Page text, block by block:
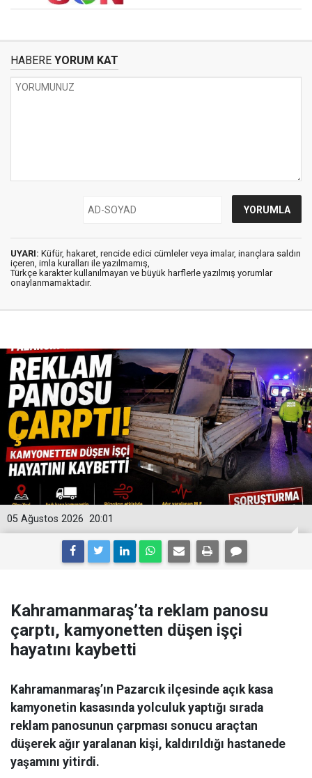
HABERE YORUM KAT
UYARI: Küfür, hakaret, rencide edici cümleler veya imalar, inançlara saldırı
içeren, imla kuralları ile yazılmamış,
Türkçe karakter kullanılmayan ve büyük harflerle yazılmış yorumlar
onaylanmamaktadır.
20:01
05 Ağustos 2026
Kahramanmaraş’ta reklam panosu
çarptı, kamyonetten düşen işçi
hayatını kaybetti
Kahramanmaraş’ın Pazarcık ilçesinde açık kasa
kamyonetin kasasında yolculuk yaptığı sırada
reklam panosunun çarpması sonucu araçtan
düşerek ağır yaralanan kişi, kaldırıldığı hastanede
yaşamını yitirdi.